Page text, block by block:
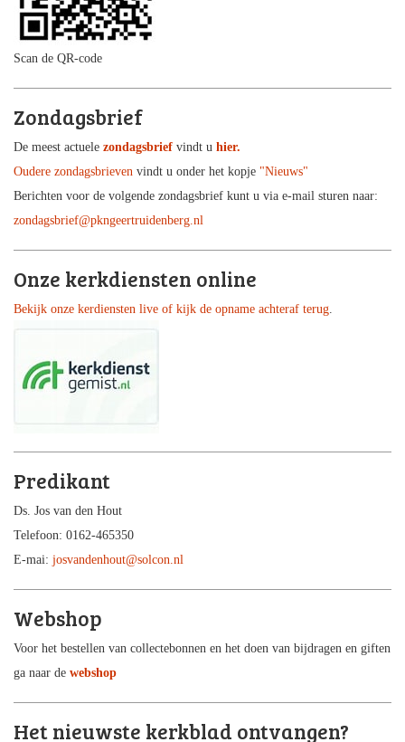
Scan de QR-code
Zondagsbrief
De meest actuele zondagsbrief vindt u hier.
Oudere zondagsbrieven vindt u onder het kopje "Nieuws"
Berichten voor de volgende zondagsbrief kunt u via e-mail sturen naar:
zondagsbrief@pkngeertruidenberg.nl
Onze kerkdiensten online
Bekijk onze kerdiensten live of kijk de opname achteraf terug
Predikant
Ds. Jos van den Hout
Telefoon: 0162-465350
E-mai: josvandenhout@solcon.nl
Webshop
Voor het bestellen van collectebonnen en het doen van bijdragen en giften
ga naar de webshop
Het nieuwste kerkblad ontvangen?